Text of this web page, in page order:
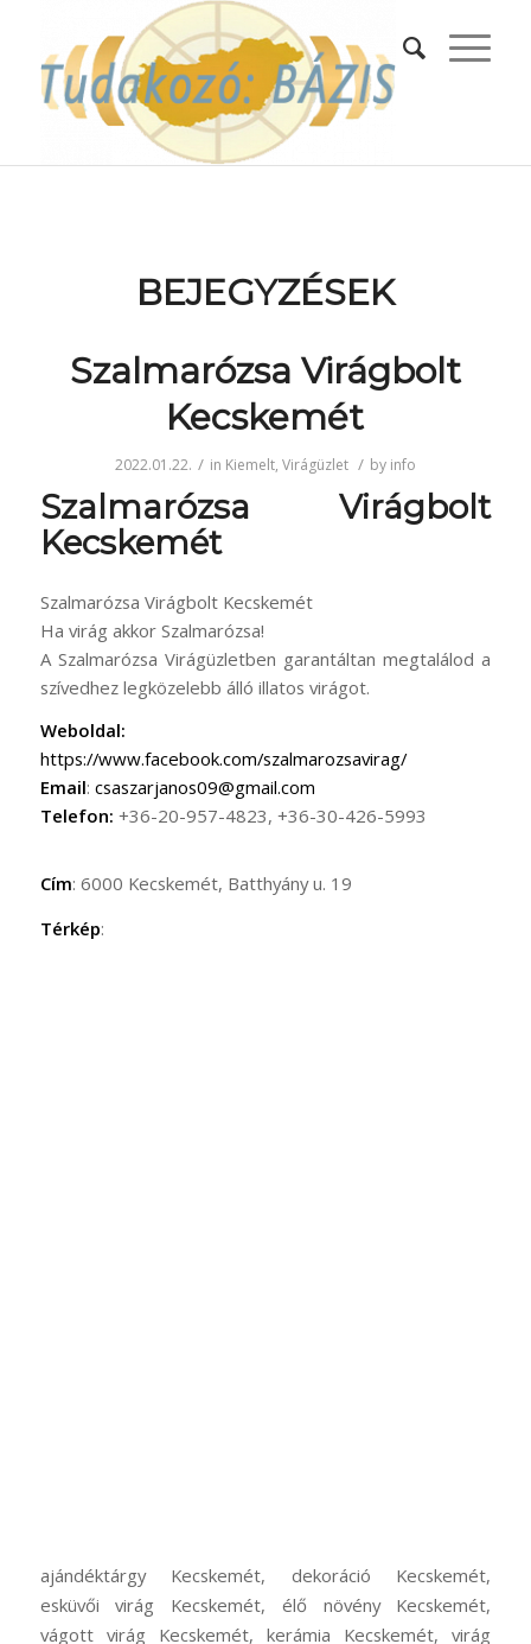
BEJEGYZÉSEK
Szalmarózsa Virágbolt
Kecskemét
2022.01.22. / in Kiemelt, Virágüzlet / by info
Szalmarózsa Virágbolt
Kecskemét
Szalmarózsa Virágbolt Kecskemét
Ha virág akkor Szalmarózsa!
A Szalmarózsa Virágüzletben garantáltan megtalálod a
szívedhez legközelebb álló illatos virágot.
Weboldal:
https://www.facebook.com/szalmarozsavirag/
Email: csaszarjanos09@gmail.com
Telefon: +36-20-957-4823, +36-30-426-5993
Cím: 6000 Kecskemét, Batthyány u. 19
Térkép:
ajándéktárgy Kecskemét, dekoráció Kecskemét,
esküvői virág Kecskemét, élő növény Kecskemét,
vágott virág Kecskemét, kerámia Kecskemét, virág